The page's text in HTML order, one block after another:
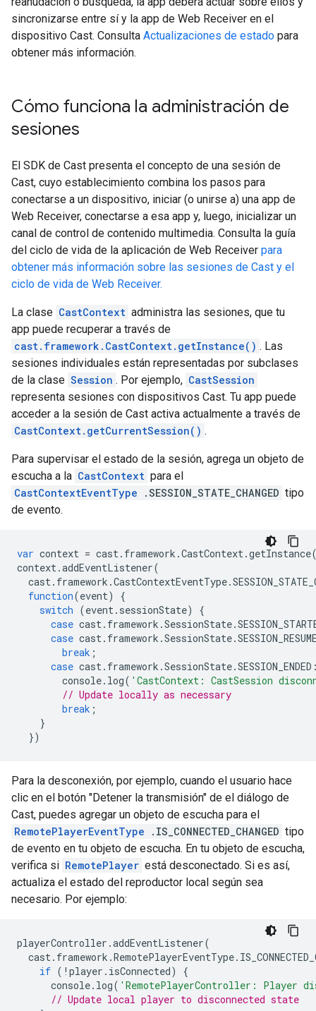
sincronizarse entre sí y la app de Web Receiver en el
dispositivo Cast. Consulta Actualizaciones de estado para
obtener más información.
Cómo funciona la administración de
sesiones
El SDK de Cast presenta el concepto de una sesión de
Cast, cuyo establecimiento combina los pasos para
conectarse a un dispositivo, iniciar (o unirse a) una app de
Web Receiver, conectarse a esa app y, luego, inicializar un
canal de control de contenido multimedia. Consulta la guía
del ciclo de vida de la aplicación de Web Receiver para
obtener más información sobre las sesiones de Cast y el
ciclo de vida de Web Receiver.
La clase CastContext administra las sesiones, que tu
app puede recuperar a través de
cast.framework.CastContext.getInstance() . Las
sesiones individuales están representadas por subclases
de la clase Session . Por ejemplo, CastSession
representa sesiones con dispositivos Cast. Tu app puede
acceder a la sesión de Cast activa actualmente a través de
CastContext.getCurrentSession() .
Para supervisar el estado de la sesión, agrega un objeto de
escucha a la CastContext para el
CastContextEventType
.SESSION_STATE_CHANGED tipo
de evento.
var context = cast. framework .CastContext.getInstance
context.addEventListener(
cast. framework .CastContextEventType.
function(event)
{
switch (event. sessionState)
{
case cast. framework .SessionState.
case cast. framework .SessionState.
break ;
case cast. framework .SessionState.SESSION_ENDED
console. log( 'CastContext: CastSession
// Update locally as necessary
break ;
}
})
Para la desconexión, por ejemplo, cuando el usuario hace
clic en el botón "Detener la transmisión" de el diálogo de
Cast, puedes agregar un objeto de escucha para el
RemotePlayerEventType
.IS_CONNECTED_CHANGED tipo
de evento en tu objeto de escucha. En tu objeto de escucha,
verifica si RemotePlayer está desconectado. Si es así,
actualiza el estado del reproductor local según sea
necesario. Por ejemplo:
playerController .addEventListener(
cast. framework .RemotePlayerEventType.
if ( ! player . isConnected)
{
console. log( 'RemotePlayerController: Player
// Update local player to disconnected state